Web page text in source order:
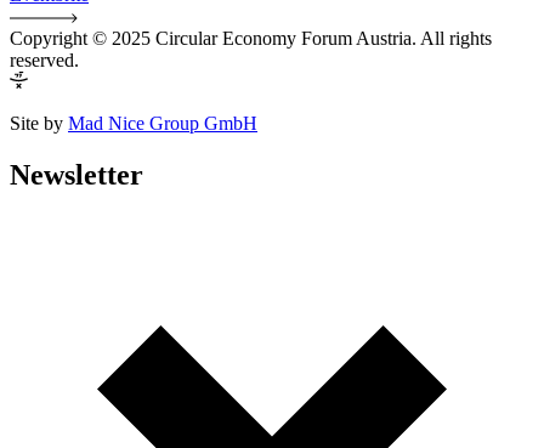
Copyright © 2025 Circular Economy Forum Austria. All rights
reserved.
Site by Mad Nice Group GmbH
Newsletter